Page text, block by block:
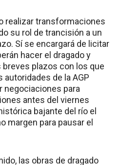
realizar transformaciones
su rol de trancisión a un
Sí se encargará de licitar
hacer el dragado y
breves plazos con los que
autoridades de la AGP
negociaciones para
antes del viernes
bajante del río el
margen para pausar el
las obras de dragado